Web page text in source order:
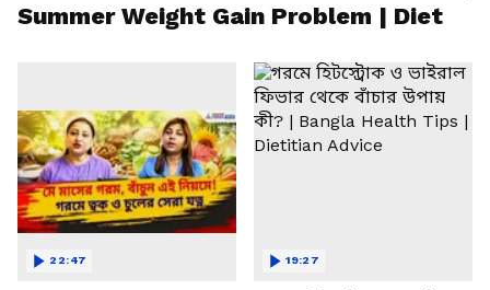
Summer Weight Gain Problem | Diet
22:47 19:27